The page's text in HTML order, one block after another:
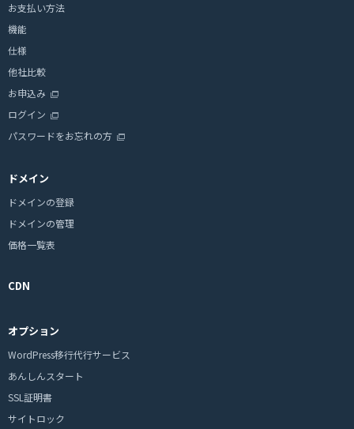
お支払い方法
機能
仕様
他社比較
お申込み
ログイン
パスワードをお忘れの方
ドメイン
ドメインの登録
ドメインの管理
価格一覧表
CDN
オプション
WordPress移行代行サービス
あんしんスタート
SSL証明書
サイトロック